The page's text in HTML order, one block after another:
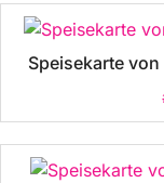
Speisekarte von